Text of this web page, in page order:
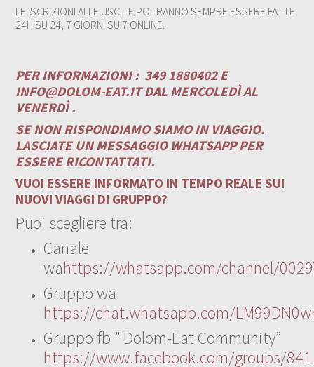
LE ISCRIZIONI ALLE USCITE POTRANNO SEMPRE ESSERE FATTE
24H SU 24, 7 GIORNI SU 7 ONLINE.
PER INFORMAZIONI : 349 1880402 E
INFO@DOLOM-EAT.ITDAL MERCOLEDÌ AL
VENERDÌ .
SE NON RISPONDIAMO SIAMO IN VIAGGIO.
LASCIATE UN MESSAGGIO WHATSAPP PER
ESSERE RICONTATTATI.
VUOI ESSERE INFORMATO IN TEMPO REALE SUI
NUOVI VIAGGI DI GRUPPO?
Puoi scegliere tra:
Canale
wahttps://whatsapp.com/channel/
Gruppo wa
https://chat.whatsapp.com/
Gruppo fb ” Dolom-Eat Community”
https://www.facebook.com/groups/